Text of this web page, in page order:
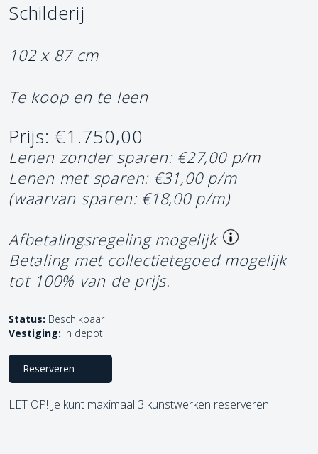
Schilderij
102 x 87 cm
Te koop en te leen
Prijs: €1.750,00
Lenen zonder sparen: €27,00 p/m
Lenen met sparen: €31,00 p/m
(waarvan sparen: €18,00 p/m)
Afbetalingsregeling mogelijk
Betaling met collectietegoed mogelijk
tot 100% van de prijs.
Status: Beschikbaar
Vestiging: In depot
Reserveren
LET OP! Je kunt maximaal 3 kunstwerken reserveren.